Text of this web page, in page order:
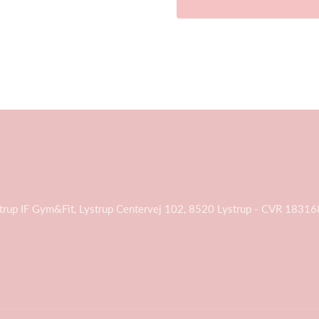
IF Gym&Fit, Lystrup Centervej 102, 8520 Lystrup - CVR